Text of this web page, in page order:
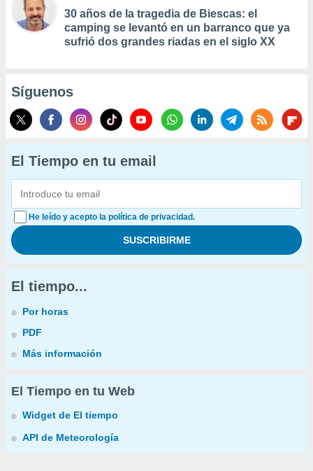
30 años de la tragedia de Biescas: el
camping se levantó en un barranco que ya
sufrió dos grandes riadas en el siglo XX
Síguenos
El Tiempo en tu email
He leído y acepto la política de privacidad.
El tiempo...
Por horas
PDF
Más información
El Tiempo en tu Web
Widget de El tiempo
API de Meteorología